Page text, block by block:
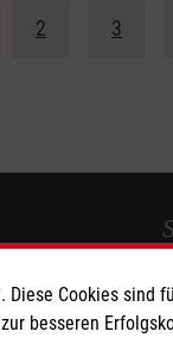
2 3
Cookies
besseren